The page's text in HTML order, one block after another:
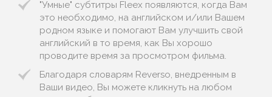
"Умные" субтитры Fleex появляются, когда Вам
это необходимо, на английском и/или Вашем
родном языке и помогают Вам улучшить свой
английский в то время, как Вы хорошо
проводите время за просмотром фильма.
Благодаря словарям Reverso, внедренным в
Ваши видео, Вы можете кликнуть на любом